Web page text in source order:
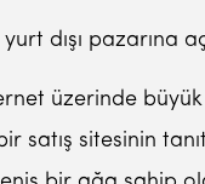
dışı pazarına
üzerinde
satış sitesinin